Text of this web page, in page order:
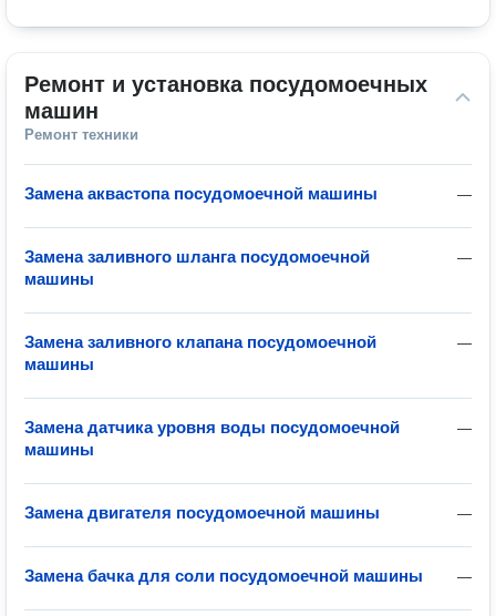
Ремонт и установка посудомоечных
машин
Ремонт техники
—
Замена аквастопа посудомоечной машины
—
Замена заливного шланга посудомоечной
машины
—
Замена заливного клапана посудомоечной
машины
—
Замена датчика уровня воды посудомоечной
машины
—
Замена двигателя посудомоечной машины
—
Замена бачка для соли посудомоечной машины